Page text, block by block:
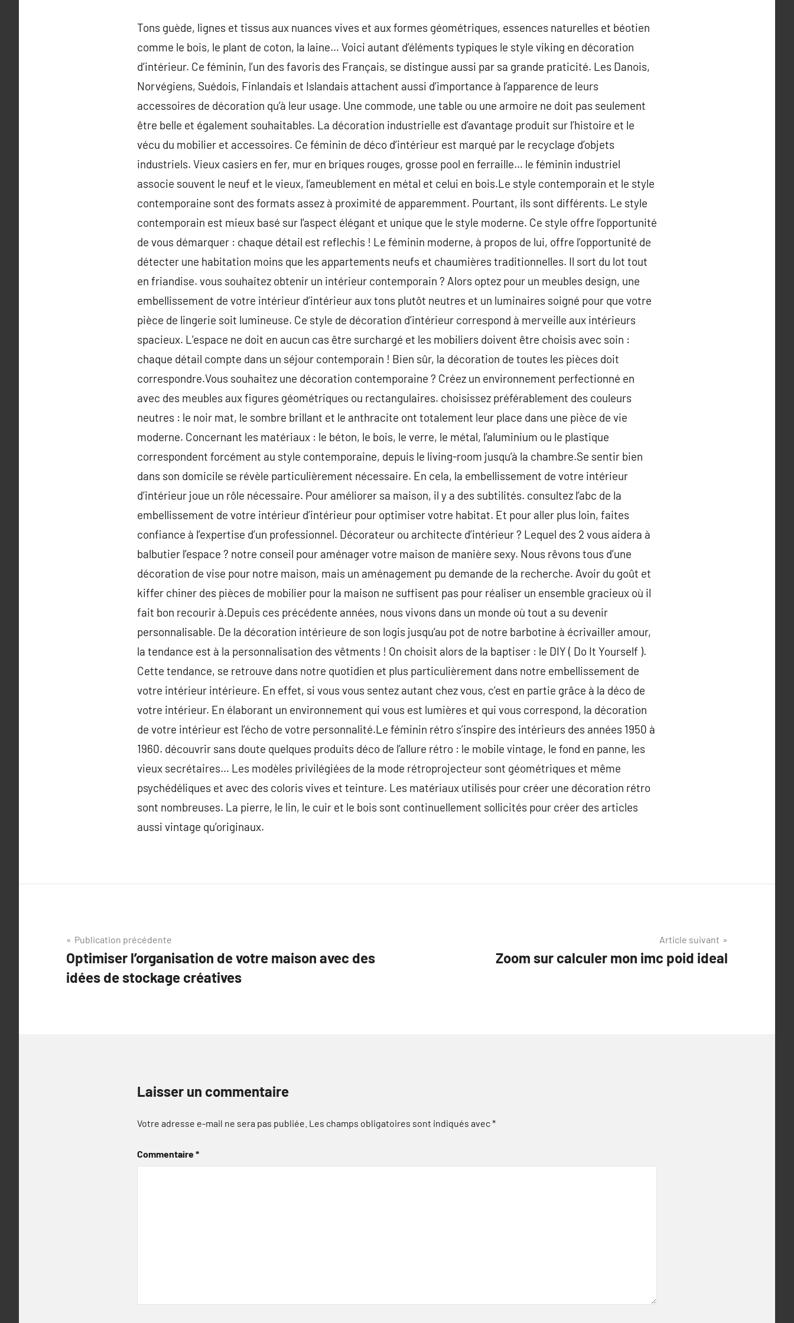
Tons guède, lignes et tissus aux nuances vives et aux formes géométriques, essences naturelles et béotien
comme le bois, le plant de coton, la laine… Voici autant d’éléments typiques le style viking en décoration
d’intérieur. Ce féminin, l’un des favoris des Français, se distingue aussi par sa grande praticité. Les Danois,
Norvégiens, Suédois, Finlandais et Islandais attachent aussi d’importance à l’apparence de leurs
accessoires de décoration qu’à leur usage. Une commode, une table ou une armoire ne doit pas seulement
être belle et également souhaitables. La décoration industrielle est d’avantage produit sur l’histoire et le
vécu du mobilier et accessoires. Ce féminin de déco d’intérieur est marqué par le recyclage d’objets
industriels. Vieux casiers en fer, mur en briques rouges, grosse pool en ferraille… le féminin industriel
associe souvent le neuf et le vieux, l’ameublement en métal et celui en bois.Le style contemporain et le style
contemporaine sont des formats assez à proximité de apparemment. Pourtant, ils sont différents. Le style
contemporain est mieux basé sur l’aspect élégant et unique que le style moderne. Ce style offre l’opportunité
de vous démarquer : chaque détail est reflechis ! Le féminin moderne, à propos de lui, offre l’opportunité de
détecter une habitation moins que les appartements neufs et chaumières traditionnelles. Il sort du lot tout
en friandise. vous souhaitez obtenir un intérieur contemporain ? Alors optez pour un meubles design, une
embellissement de votre intérieur d’intérieur aux tons plutôt neutres et un luminaires soigné pour que votre
pièce de lingerie soit lumineuse. Ce style de décoration d’intérieur correspond à merveille aux intérieurs
spacieux. L’espace ne doit en aucun cas être surchargé et les mobiliers doivent être choisis avec soin :
chaque détail compte dans un séjour contemporain ! Bien sûr, la décoration de toutes les pièces doit
correspondre.Vous souhaitez une décoration contemporaine ? Créez un environnement perfectionné en
avec des meubles aux figures géométriques ou rectangulaires. choisissez préférablement des couleurs
neutres : le noir mat, le sombre brillant et le anthracite ont totalement leur place dans une pièce de vie
moderne. Concernant les matériaux : le béton, le bois, le verre, le métal, l’aluminium ou le plastique
correspondent forcément au style contemporaine, depuis le living-room jusqu’à la chambre.Se sentir bien
dans son domicile se révèle particulièrement nécessaire. En cela, la embellissement de votre intérieur
d’intérieur joue un rôle nécessaire. Pour améliorer sa maison, il y a des subtilités. consultez l’abc de la
embellissement de votre intérieur d’intérieur pour optimiser votre habitat. Et pour aller plus loin, faites
confiance à l’expertise d’un professionnel. Décorateur ou architecte d’intérieur ? Lequel des 2 vous aidera à
balbutier l’espace ? notre conseil pour aménager votre maison de manière sexy. Nous rêvons tous d’une
décoration de vise pour notre maison, mais un aménagement pu demande de la recherche. Avoir du goût et
kiffer chiner des pièces de mobilier pour la maison ne suffisent pas pour réaliser un ensemble gracieux où il
fait bon recourir à.Depuis ces précédente années, nous vivons dans un monde où tout a su devenir
personnalisable. De la décoration intérieure de son logis jusqu’au pot de notre barbotine à écrivailler amour,
la tendance est à la personnalisation des vêtments ! On choisit alors de la baptiser : le DIY ( Do It Yourself ).
Cette tendance, se retrouve dans notre quotidien et plus particulièrement dans notre embellissement de
votre intérieur intérieure. En effet, si vous vous sentez autant chez vous, c’est en partie grâce à la déco de
votre intérieur. En élaborant un environnement qui vous est lumières et qui vous correspond, la décoration
de votre intérieur est l’écho de votre personnalité.Le féminin rétro s’inspire des intérieurs des années 1950 à
1960. découvrir sans doute quelques produits déco de l’allure rétro : le mobile vintage, le fond en panne, les
vieux secrétaires… Les modèles privilégiées de la mode rétroprojecteur sont géométriques et même
psychédéliques et avec des coloris vives et teinture. Les matériaux utilisés pour créer une décoration rétro
sont nombreuses. La pierre, le lin, le cuir et le bois sont continuellement sollicités pour créer des articles
aussi vintage qu’originaux.
Navigation
de
l’article
Publication précédente
Optimiser l’organisation de votre maison avec des
idées de stockage créatives
Article suivant
Zoom sur calculer mon imc poid ideal
Laisser un commentaire
Votre adresse e-mail ne sera pas publiée. Les champs obligatoires sont indiqués avec*
Commentaire*